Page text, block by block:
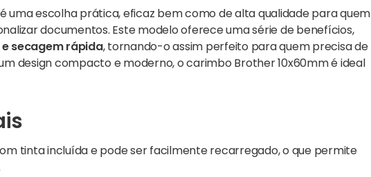
uma escolha prática, eficaz bem como de alta qualidade para quem
documentos. Este modelo oferece uma série de benefícios,
e secagem rápida, tornando-o assim perfeito para quem precisa de
design compacto e moderno, o carimbo Brother 10x60mm é ideal
tinta incluída e pode ser facilmente recarregado, o que permite